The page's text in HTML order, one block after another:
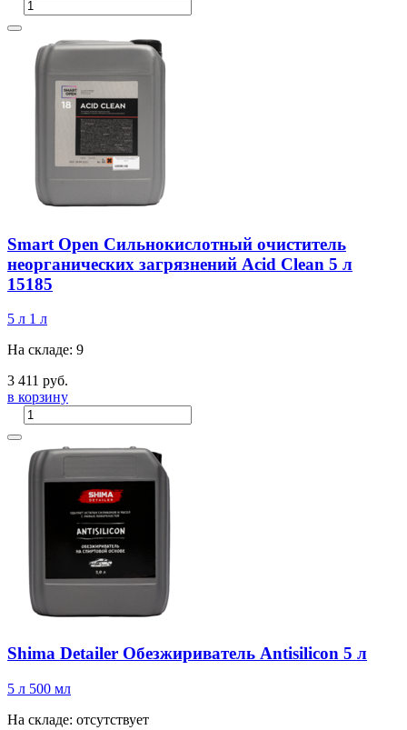
Smart Open Сильнокислотный очиститель
неорганических загрязнений Acid Clean 5 л
15185
5 л 1 л
На складе: 9
3 411 руб.
в корзину
Shima Detailer Обезжириватель Antisilicon 5 л
5 л 500 мл
На складе: отсутствует